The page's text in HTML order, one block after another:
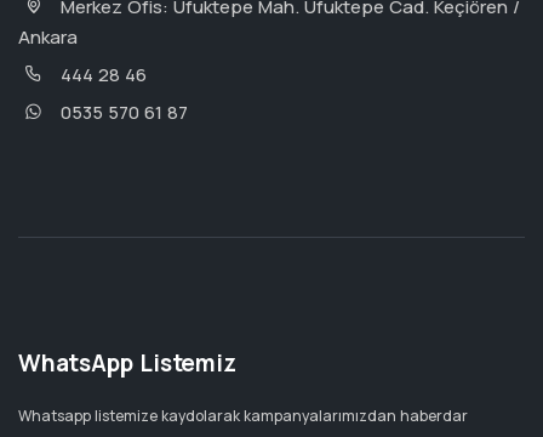
Merkez Ofis: Ufuktepe Mah. Ufuktepe Cad. Keçiören /
Ankara
444 28 46
0535 570 61 87
WhatsApp Listemiz
Whatsapp listemize kaydolarak kampanyalarımızdan haberdar